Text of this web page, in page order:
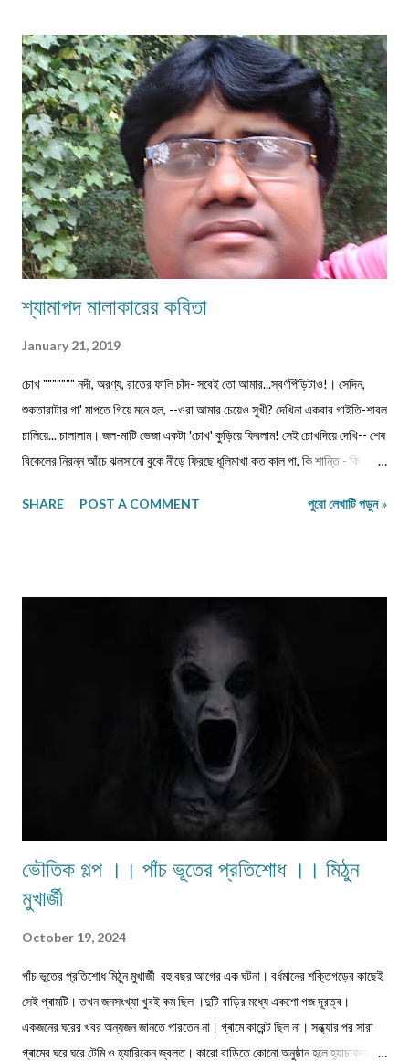
সঙ্গে দেবেন নিজের নাম, ঠিকানা এবং ফোন ও whatsapp নম্বর। (ছবি দেওয়ার দরকার
নেই।) ১) মেলের সাবজেক্ট লাইনে লিখবেন 'মুদ্রিত নবপ্রভাত বইমেলা সংখ্যা ২০২৬-এর
জন্য'। ২) বানানের দিকে বিশেষ নজর দেবেন। ৩) য...
শ্যামাপদ মালাকারের কবিতা
January 21, 2019
চোখ """"""" নদী, অরণ্য, রাতের ফালি চাঁদ- সবেই তো আমার...স্বর্ণপিঁড়িটাও!। সেদিন,
শুকতারাটার গা' মাপতে গিয়ে মনে হল, --ওরা আমার চেয়েও সুখী? দেখিনা একবার গাইতি-শাবল
চালিয়ে... চালালাম। জল-মাটি ভেজা একটা 'চোখ' কুড়িয়ে ফিরলাম! সেই চোখদিয়ে দেখি-- শেষ
বিকেলের নিরন্ন আঁচে ঝলসানো বুকে নীড়ে ফিরছে ধূলিমাখা কত কাল পা, কি শান্তি - কি
রুক্ষঠোঁটের আবরণে এক সময় নেমে আসে শিশিরস্নাত কালনিশি-- মাঝের ব্যবধান মুছে দেয়
SHARE POST A COMMENT পুরো লেখাটি পড়ুন »
ভৌতিক গল্প ।। পাঁচ ভূতের প্রতিশোধ ।। মিঠুন
মুখার্জী
October 19, 2024
পাঁচ ভূতের প্রতিশোধ মিঠুন মুখার্জী বহু বছর আগের এক ঘটনা। বর্ধমানের শক্তিগড়ের কাছেই
সেই গ্ৰামটি। তখন জনসংখ্যা খুবই কম ছিল ।দুটি বাড়ির মধ্যে একশো গজ দূরত্ব।
একজনের ঘরের খবর অন্যজন জানতে পারতেন না। গ্ৰামে কারেন্ট ছিল না। সন্ধ্যার পর সারা
গ্ৰামের ঘরে ঘরে টেমি ও হ্যারিকেন জ্বলত। কারো বাড়িতে কোনো অনুষ্ঠান হলে হ্যাচাকলাইট